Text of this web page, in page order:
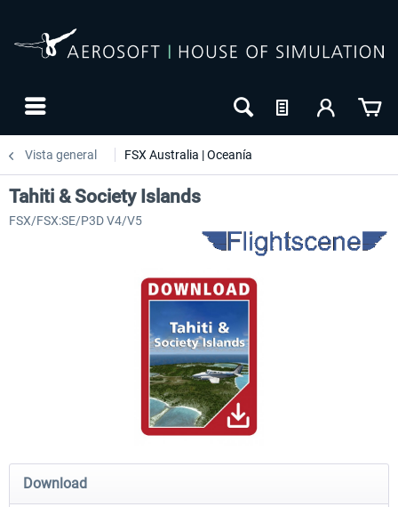
Vista general FSX Australia | Oceanía
FSDG - Ayers Rock X Lord Howe Island X
Tahiti & Society Islands
FSX/FSX:SE/P3D V4/V5
Download